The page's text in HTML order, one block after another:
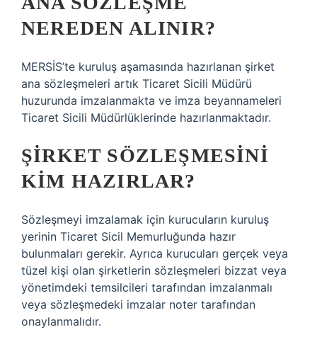
NEREDEN ALINIR?
MERSİS’te kuruluş aşamasında hazırlanan şirket
ana sözleşmeleri artık Ticaret Sicili Müdürü
huzurunda imzalanmakta ve imza beyannameleri
Ticaret Sicili Müdürlüklerinde hazırlanmaktadır.
ŞIRKET SÖZLEŞMESINI
KIM HAZIRLAR?
Sözleşmeyi imzalamak için kurucuların kuruluş
yerinin Ticaret Sicil Memurluğunda hazır
bulunmaları gerekir. Ayrıca kurucuları gerçek veya
tüzel kişi olan şirketlerin sözleşmeleri bizzat veya
yönetimdeki temsilcileri tarafından imzalanmalı
veya sözleşmedeki imzalar noter tarafından
onaylanmalıdır.